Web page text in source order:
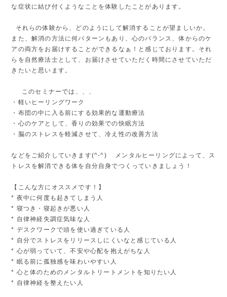
な症状に結び付くようなことを体験したことがあります。
それらの体験から、どのようにして解消することが望ましいか。
また、解消の方法に何パターンもあり、心のバランス、体からのケ
アの両方をお届けすることができるなぁ！と感じております。それ
らを自然療法士として、お届けさせていただく時間にさせていただ
きたいと思います。
このセミナーでは、、、
・軽いヒーリングワーク
・布団の中に入る前にする効果的な運動療法
・心のケアとして、香りの効果での快眠方法
・脳のストレスを軽減させて、冷え性の改善方法
などをご紹介していきます(^-^) メンタルヒーリングによって、ス
トレスを解消できる体を自分自身でつくっていきましょう！
【こんな方にオススメです！】
* 夜中に何度も起きてしまう人
* 寝つき・寝起きが悪い人
* 自律神経失調症気味な人
* デスクワークで頭を使い過ぎている人
* 自分でストレスをリリースしにくいなと感じている人
* 心が弱っていて、不安や心配を抱えがちな人
* 眠る前に孤独感を味わいやすい人
* 心と体のためのメンタルトリートメントを知りたい人
* 自律神経を整えたい人